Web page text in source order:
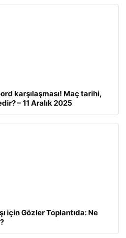
karşılaşması! Maç tarihi,
– 11 Aralık 2025
için Gözler Toplantıda: Ne